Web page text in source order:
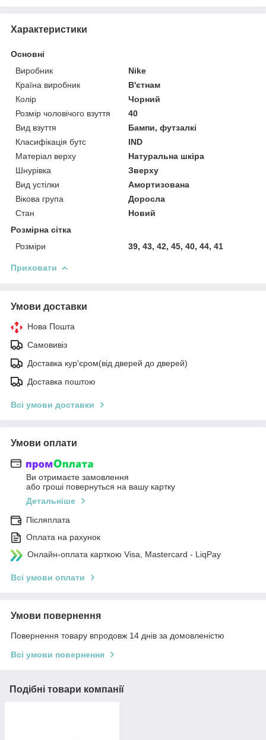
Характеристики
Основні
Виробник
Nike
Країна виробник
В'єтнам
Колір
Чорний
Розмір чоловічого взуття
40
Вид взуття
Бампи, футзалкі
Класифікація бутс
IND
Матеріал верху
Натуральна шкіра
Шнурівка
Зверху
Вид устілки
Амортизована
Вікова група
Доросла
Стан
Новий
Розмірна сітка
Розміри
39, 43, 42, 45, 40, 44, 41
Приховати
Умови доставки
Нова Пошта
Самовивіз
Доставка кур'єром(від дверей до дверей)
Доставка поштою
Всі умови доставки
Умови оплати
Ви отримаєте замовлення
або гроші повернуться на вашу картку
Детальніше
Післяплата
Оплата на рахунок
Онлайн-оплата карткою Visa, Mastercard - LiqPay
Всі умови оплати
Умови повернення
Повернення товару впродовж 14 днів за домовленістю
Всі умови повернення
Подібні товари компанії